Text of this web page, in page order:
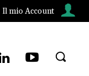
Il mio Account